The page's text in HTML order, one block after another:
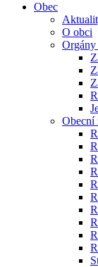
Obec
O obci
Orgány
Obecní